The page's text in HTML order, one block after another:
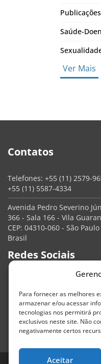
Para fornecer as melhores
armazenar e/ou acessar
tecnologias nos permitirá
exclusivos neste site. Não
negativamente certos
Aceitar
Publicações
Saúde-
Ver Mais
Contatos
Telefones: +55 (11) 2579-
+55 (11) 5587-4334
Avenida Pedro Severino
366 - Sala 166 - Vila
CEP: 04310-060 - São
Brasil
Redes Sociais